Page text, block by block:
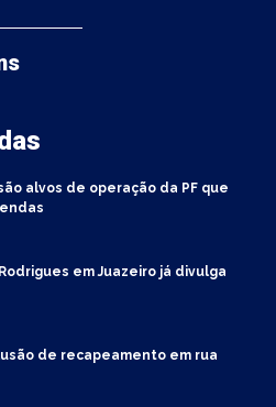
alvos de operação da PF que
em Juazeiro já divulga
de recapeamento em rua